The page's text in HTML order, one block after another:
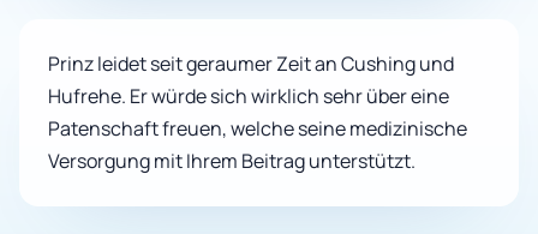
Prinz leidet seit geraumer Zeit an Cushing und
Hufrehe. Er würde sich wirklich sehr über eine
Patenschaft freuen, welche seine medizinische
Versorgung mit Ihrem Beitrag unterstützt.